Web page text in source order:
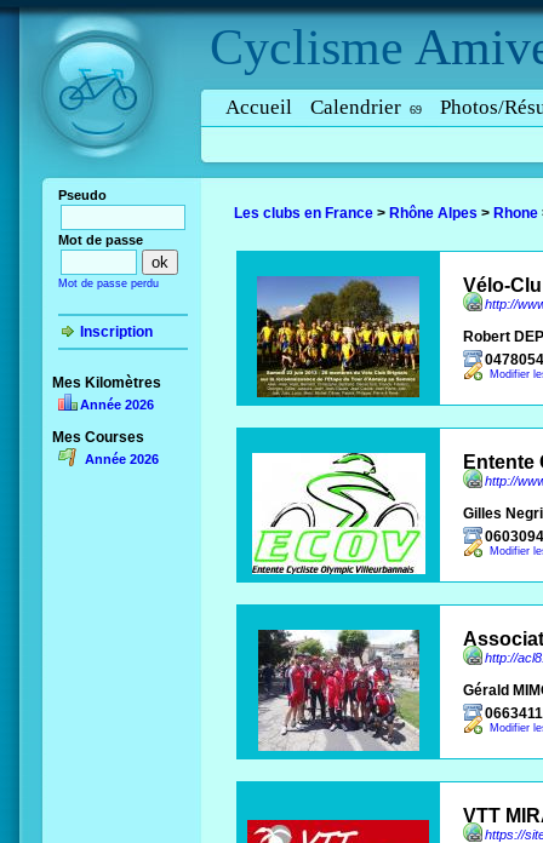
Cyclisme
Accueil Calendrier 69 Photos/
Pseudo
Mot de passe
Mot de passe perdu
Inscription
Mes Kilomètres
Année 2026
Mes Courses
Année 2026
Les clubs en France > Rhône Alpes > Rhone
Vélo-
http://
Robert
Modifier
Entente
http://
Gilles
Modifier
http://
Gérald
Modifier
VTT
https://